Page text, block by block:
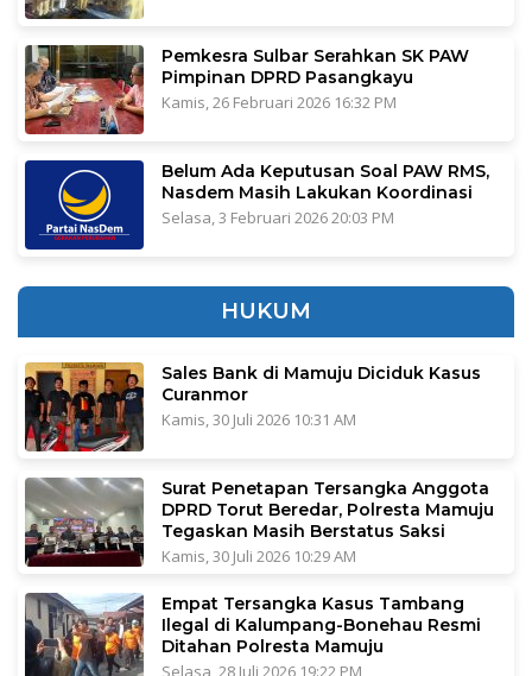
Pemkesra Sulbar Serahkan SK PAW
Pimpinan DPRD Pasangkayu
Kamis, 26 Februari 2026 16:32 PM
Belum Ada Keputusan Soal PAW RMS,
Nasdem Masih Lakukan Koordinasi
Selasa, 3 Februari 2026 20:03 PM
HUKUM
Sales Bank di Mamuju Diciduk Kasus
Curanmor
Kamis, 30 Juli 2026 10:31 AM
Surat Penetapan Tersangka Anggota
DPRD Torut Beredar, Polresta Mamuju
Tegaskan Masih Berstatus Saksi
Kamis, 30 Juli 2026 10:29 AM
Empat Tersangka Kasus Tambang
Ilegal di Kalumpang-Bonehau Resmi
Ditahan Polresta Mamuju
Selasa, 28 Juli 2026 19:22 PM